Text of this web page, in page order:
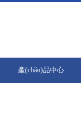
日天天操天天谢,天天
產(chǎn)品中心